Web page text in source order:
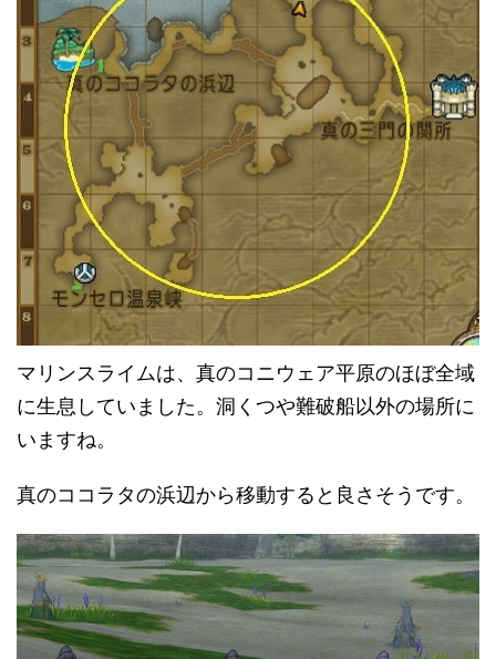
マリンスライムは、真のコニウェア平原のほぼ全域
に生息していました。洞くつや難破船以外の場所に
いますね。
真のココラタの浜辺から移動すると良さそうです。